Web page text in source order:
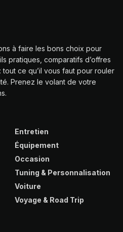
à faire les bons choix pour
pratiques, comparatifs d’offres
ce qu’il vous faut pour rouler
Prenez le volant de votre
Entretien
Équipement
Occasion
Tuning & Personnalisation
Voiture
Voyage & Road Trip